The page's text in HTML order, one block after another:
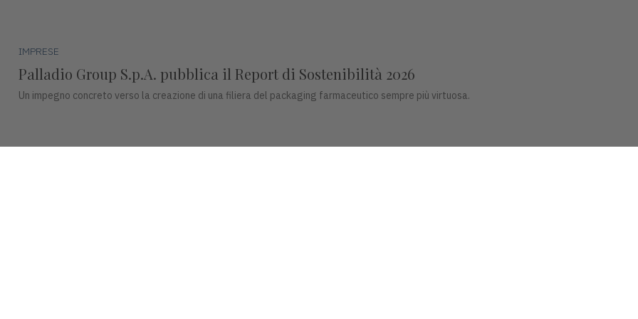
IMPRESE
Palladio Group S.p.A. pubblica il Report di Sostenibilità 2026
Un impegno concreto verso la creazione di una filiera del packaging farmaceutico sempre più virtuosa.